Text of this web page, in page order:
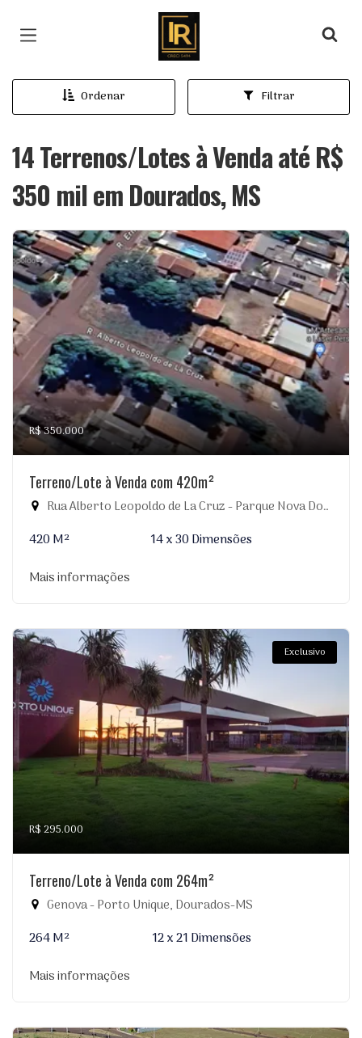
Página inicial
Ordenar Filtrar
14 Terrenos/Lotes à Venda até R$
350 mil em Dourados, MS
R$ 350.000
Terreno/Lote à Venda com 420m²
Rua Alberto Leopoldo de La Cruz - Parque Nova Dourados, Dourados-MS
420 M²
14 x 30 Dimensões
Mais informações
Exclusivo
R$ 295.000
Terreno/Lote à Venda com 264m²
Genova - Porto Unique, Dourados-MS
264 M²
12 x 21 Dimensões
Mais informações